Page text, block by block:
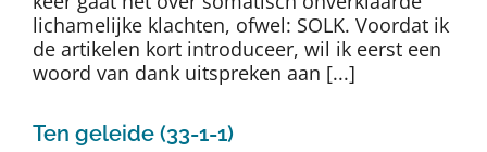
lichamelijke klachten, ofwel: SOLK. Voordat ik
de artikelen kort introduceer, wil ik eerst een
woord van dank uitspreken aan [...]
Ten geleide (33-1-1)